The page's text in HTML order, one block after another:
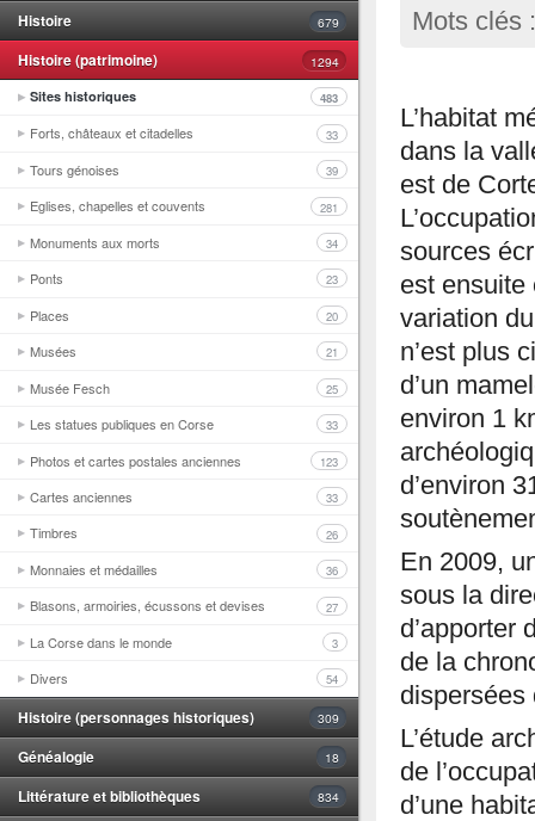
Histoire 679
Histoire (patrimoine)
1294
Sites historiques
483
Forts, châteaux et citadelles 33
Tours génoises 39
Eglises, chapelles et couvents 281
Monuments aux morts 34
Ponts 23
Places 20
Musées 21
Musée Fesch 25
Les statues publiques en Corse 33
Photos et cartes postales anciennes 123
Cartes anciennes 33
Timbres 26
Monnaies et médailles 36
Blasons, armoiries, écussons et devises 27
La Corse dans le monde 3
Divers 54
Histoire (personnages historiques) 309
Généalogie 18
Littérature et bibliothèques 834
Mots clés
L’habitat
dans la
est de
sources
est ensuite
variation
n’est plus
d’un
environ 1
d’environ
En 2009,
sous la
d’apporter
de la
dispersées
L’étude
de
d’une